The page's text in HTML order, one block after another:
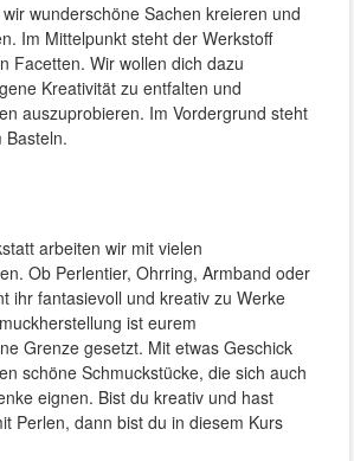
wunderschöne Sachen kreieren und
Im Mittelpunkt steht der Werkstoff
Facetten. Wir wollen dich dazu
Kreativität zu entfalten und
auszuprobieren. Im Vordergrund steht
Basteln.
arbeiten wir mit vielen
Ob Perlentier, Ohrring, Armband oder
ihr fantasievoll und kreativ zu Werke
ist eurem
Grenze gesetzt. Mit etwas Geschick
schöne Schmuckstücke, die sich auch
eignen. Bist du kreativ und hast
Perlen, dann bist du in diesem Kurs